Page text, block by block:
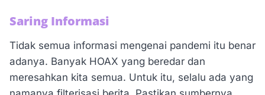
Saring Informasi
Tidak semua informasi mengenai pandemi itu benar
adanya. Banyak HOAX yang beredar dan
meresahkan kita semua. Untuk itu, selalu ada yang